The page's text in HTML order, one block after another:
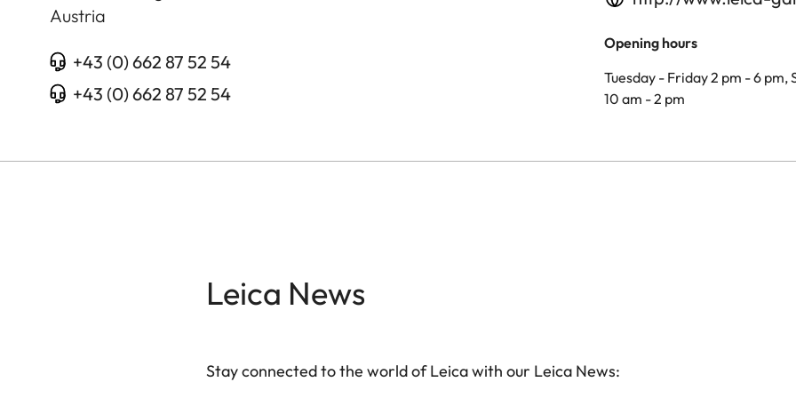
Austria
+43 (0) 662 87 52 54
+43 (0) 662 87 52 54
Opening hours
Tuesday - Friday 2 pm - 6 pm,
10 am - 2 pm
Leica News
Stay connected to the world of Leica with our Leica News: